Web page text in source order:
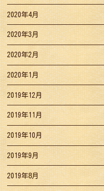
2020年4月
2020年3月
2020年2月
2020年1月
2019年12月
2019年11月
2019年10月
2019年9月
2019年8月